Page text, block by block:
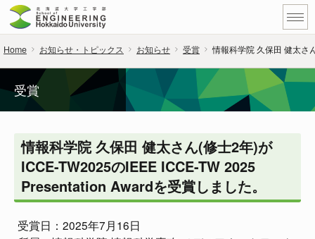
Home お知らせ・トピックス お知らせ 受賞 情報科学院 久保田 健太さ
受賞
情報科学院 久保田 健太さん(修士2年)が
ICCE-TW2025のIEEE ICCE-TW 2025
Presentation Awardを受賞しました。
受賞日：2025年7月16日